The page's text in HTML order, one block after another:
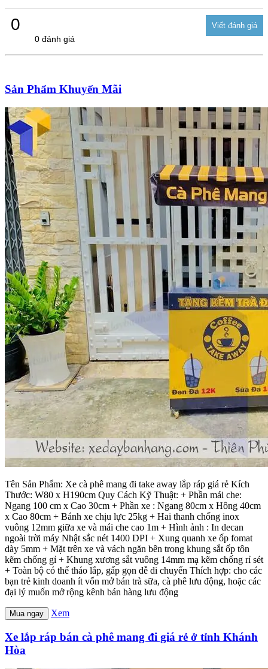
0
0 đánh giá
Sản Phẩm Khuyến Mãi
Tên Sản Phẩm: Xe cà phê mang đi take away lắp ráp giá rẻ Kích
Thước: W80 x H190cm Quy Cách Kỹ Thuật: + Phần mái che:
Ngang 100 cm x Cao 30cm + Phần xe : Ngang 80cm x Hông 40cm
x Cao 80cm + Bánh xe chịu lực 25kg + Hai thanh chống inox
vuông 12mm giữa xe và mái che cao 1m + Hình ảnh : In decan
ngoài trời máy Nhật sắc nét 1400 DPI + Xung quanh xe ốp fomat
dày 5mm + Mặt trên xe và vách ngăn bên trong khung sắt ốp tôn
kẽm chống gỉ + Khung xương sắt vuông 14mm mạ kẽm chống rỉ sét
+ Toàn bộ có thể tháo lắp, gấp gọn dễ di chuyển Thích hợp: cho các
bạn trẻ kinh doanh ít vốn mở bán trà sữa, cà phê lưu động, hoặc các
đại lý muốn mở rộng kênh bán hàng lưu động
Mua ngay Xem
Xe lắp ráp bán cà phê mang đi giá rẻ ở tỉnh Khánh
Hòa